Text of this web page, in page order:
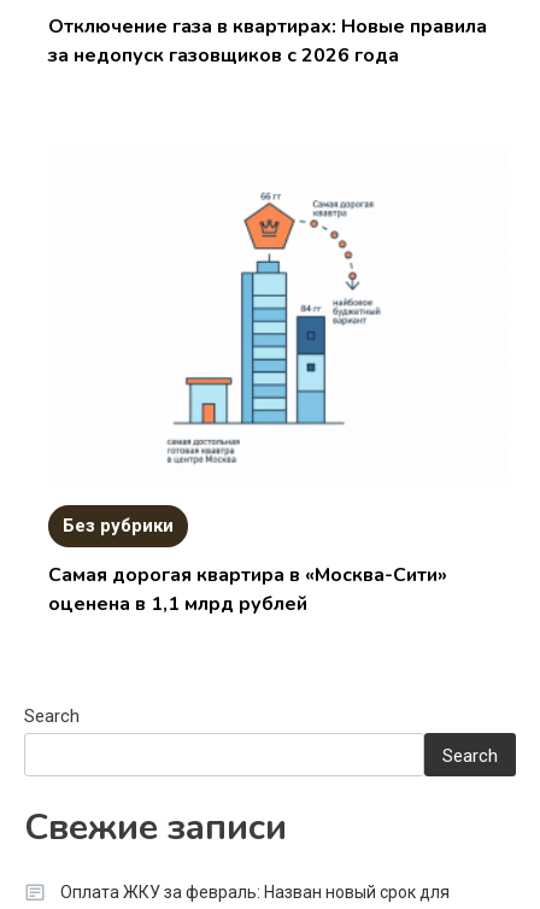
Отключение газа в квартирах: Новые правила
за недопуск газовщиков с 2026 года
Без рубрики
Самая дорогая квартира в «Москва-Сити»
оценена в 1,1 млрд рублей
Search
Search
Свежие записи
Оплата ЖКУ за февраль: Назван новый срок для